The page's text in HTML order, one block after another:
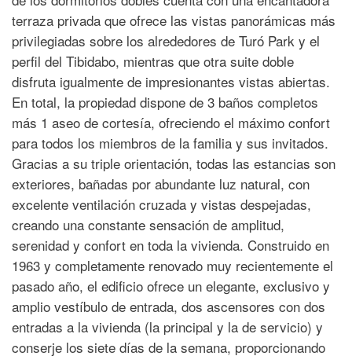
terraza privada que ofrece las vistas panorámicas más
privilegiadas sobre los alrededores de Turó Park y el
perfil del Tibidabo, mientras que otra suite doble
disfruta igualmente de impresionantes vistas abiertas.
En total, la propiedad dispone de 3 baños completos
más 1 aseo de cortesía, ofreciendo el máximo confort
para todos los miembros de la familia y sus invitados.
Gracias a su triple orientación, todas las estancias son
exteriores, bañadas por abundante luz natural, con
excelente ventilación cruzada y vistas despejadas,
creando una constante sensación de amplitud,
serenidad y confort en toda la vivienda. Construido en
1963 y completamente renovado muy recientemente el
pasado año, el edificio ofrece un elegante, exclusivo y
amplio vestíbulo de entrada, dos ascensores con dos
entradas a la vivienda (la principal y la de servicio) y
conserje los siete días de la semana, proporcionando